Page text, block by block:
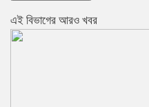
এই বিভাগের আরও খবর